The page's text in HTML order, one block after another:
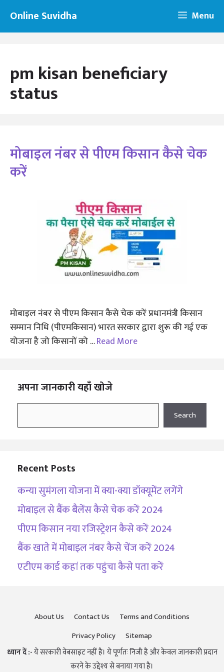
content
Online Suvidha Menu
pm kisan beneficiary
status
मोबाइल नंबर से पीएम किसान कैसे चेक
करें
मोबाइल नंबर से पीएम किसान कैसे चेक करें प्रधानमंत्री किसान
सम्मान निधि (पीएमकिसान) भारत सरकार द्वारा शुरू की गई एक
योजना है जो किसानों को …Read More
अपना जानकारी यहाँ खोजे
Search
Recent Posts
कन्या सुमंगला योजना में क्या-क्या डॉक्यूमेंट लगेंगे
मोबाइल से बैंक बैलेंस कैसे चेक करें 2024
पीएम किसान नया रजिस्ट्रेशन कैसे करें 2024
बैंक खाते में मोबाइल नंबर कैसे चेंज करें 2024
एटीएम कार्ड कहां तक पहुंचा कैसे पता करें
About Us Contact Us
Terms and Conditions
Privacy Policy
Sitemap
ध्यान दें :-ये सरकारी वेबसाइट नहीं है। ये पूर्णतः निजी है और केवल जानकारी प्रदान
करने के उद्देश्य से बनाया गया है।